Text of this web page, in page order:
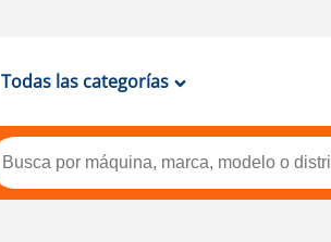
Todas las categorías